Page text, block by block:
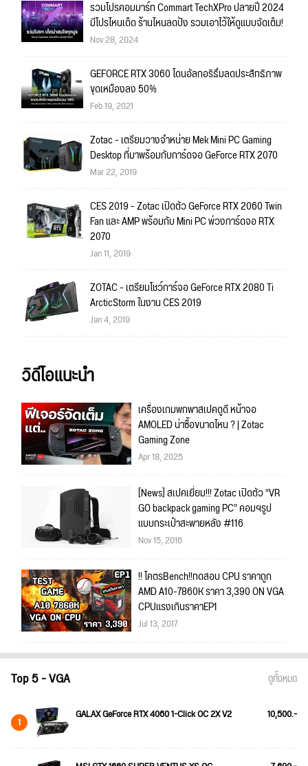
รวมโปรคอมมาร์ท Commart TechXPro ปลายปี 2024
มีโปรไหนเด็ด ร้านไหนลดปัง รวมเอาไว้ให้ดูแบบจัดเต็ม!
Nov 28, 2024
GEFORCE RTX 3060 โดนอัลกอริธึ่มลดประสิทธิภาพ
ขุดเหมืองลง 50%
Feb 19, 2021
Zotac - เตรียมวางจำหน่าย Mek Mini PC Gaming
Desktop ที่มาพร้อมกับการ์ดจอ GeForce RTX 2070
Mar 22, 2019
CES 2019 - Zotac เปิดตัว GeForce RTX 2060 Twin
Fan และ AMP พร้อมกับ Mini PC พ่วงการ์ดจอ RTX
2070
Jan 11, 2019
ZOTAC - เตรียมโชว์การ์จอ GeForce RTX 2080 Ti
ArcticStorm ในงาน CES 2019
Jan 4, 2019
วิดีโอแนะนำ
เครื่องเกมพกพาสเปคดูดี หน้าจอ
AMOLED น่าซื้อขนาดไหน ? | Zotac
Gaming Zone
Apr 18, 2025
[News] สเปคเยี่ยม!!! Zotac เปิดตัว “VR
GO backpack gaming PC” คอมฯรูป
แบบกระเป๋าสะพายหลัง #116
Nov 15, 2016
!! โคตรBench!!ทดสอบ CPU ราคาถูก
AMD A10-7860K ราคา 3,390 ON VGA
CPUแรงเกินราคาEP1
Jul 13, 2017
Top 5 - VGA ดูทั้งหมด
1 GALAX GeForce RTX 4060 1-Click OC 2X V2 10,500.-